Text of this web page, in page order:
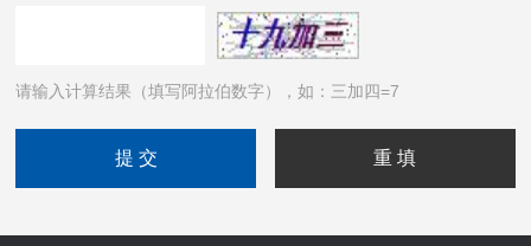
请输入计算结果（填写阿拉伯数字），如：三加四=7